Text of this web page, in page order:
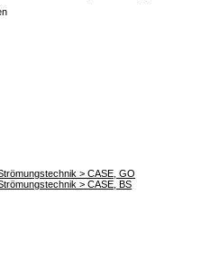
> CASE, GO
> CASE, BS